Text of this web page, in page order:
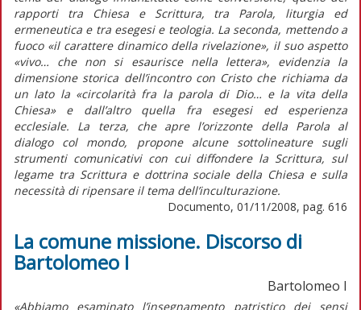
rapporti tra Chiesa e Scrittura, tra Parola, liturgia ed
ermeneutica e tra esegesi e teologia. La seconda, mettendo a
fuoco «il carattere dinamico della rivelazione», il suo aspetto
«vivo… che non si esaurisce nella lettera», evidenzia la
dimensione storica dell’incontro con Cristo che richiama da
un lato la «circolarità fra la parola di Dio… e la vita della
Chiesa» e dall’altro quella fra esegesi ed esperienza
ecclesiale. La terza, che apre l’orizzonte della Parola al
dialogo col mondo, propone alcune sottolineature sugli
strumenti comunicativi con cui diffondere la Scrittura, sul
legame tra Scrittura e dottrina sociale della Chiesa e sulla
necessità di ripensare il tema dell’inculturazione.
Documento, 01/11/2008, pag. 616
La comune missione. Discorso di
Bartolomeo I
Bartolomeo I
«Abbiamo esaminato l’insegnamento patristico dei sensi